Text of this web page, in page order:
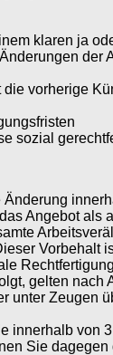
klaren ja
vorherige
sozial
Angebot als
gelten
Zeugen
Sie